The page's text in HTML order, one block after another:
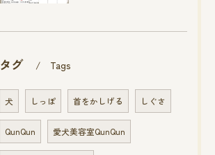
タグ Tags
犬 しっぽ 首をかしげる しぐさ
QunQun 愛犬美容室QunQun